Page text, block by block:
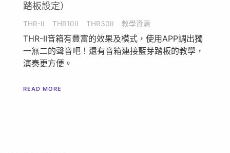
踏板設定）
THR-II THR10II THR30II 教學資源
THR-II音箱有豐富的效果及模式，使用APP調出獨
一無二的聲音吧！還有音箱連接藍芽踏板的教學，
演奏更方便。
READ MORE